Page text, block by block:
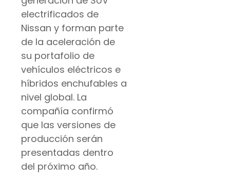
electrificados de
Nissan y forman parte
de la aceleración de
su portafolio de
vehículos eléctricos e
híbridos enchufables a
nivel global. La
compañía confirmó
que las versiones de
producción serán
presentadas dentro
del próximo año.